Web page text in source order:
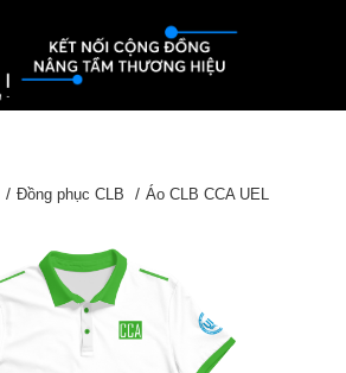
Đồng phục CLB Áo CLB CCA UEL